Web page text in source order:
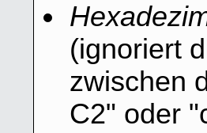
(ignoriert
zwischen
C2" oder